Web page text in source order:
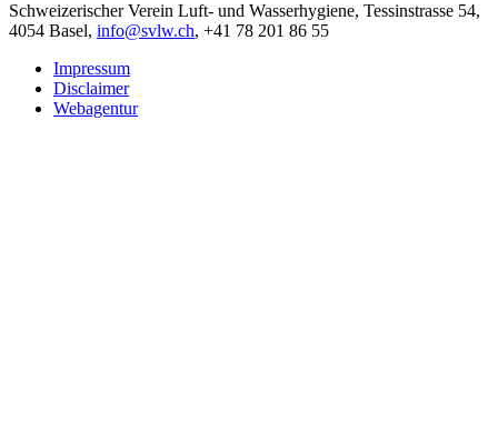
Schweizerischer Verein Luft- und Wasserhygiene, Tessinstrasse 54,
4054 Basel, info@svlw.ch, +41 78 201 86 55
Impressum
Disclaimer
Webagentur